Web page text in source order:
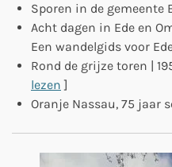
Sporen in de gemeente
Acht dagen in Ede en
Een wandelgids voor
Rond de grijze toren |
lezen ]
Oranje Nassau, 75 jaar